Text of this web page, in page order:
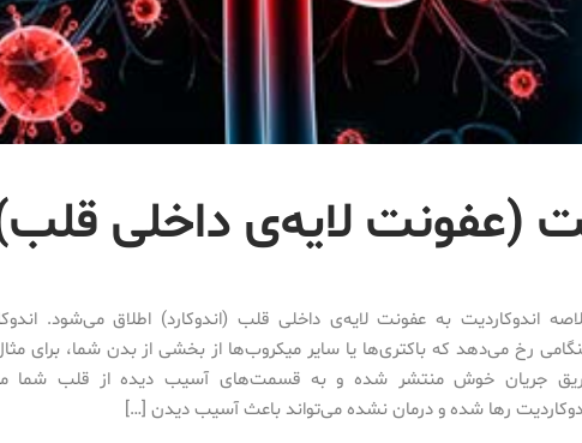
(عفونت لایه‌ی داخلی
اندوکاردیت به عفونت لایه‌ی داخلی قلب (اندوکارد) اطلاق می‌شود.
رخ‌ می‌دهد که باکتری‌ها یا سایر میکروب‌ها از بخشی از بدن شما، برای
جریان خوش منتشر شده و به قسمت‌های آسیب دیده از قلب شما
رها شده و درمان نشده می‌تواند باعث آسیب دیدن […]